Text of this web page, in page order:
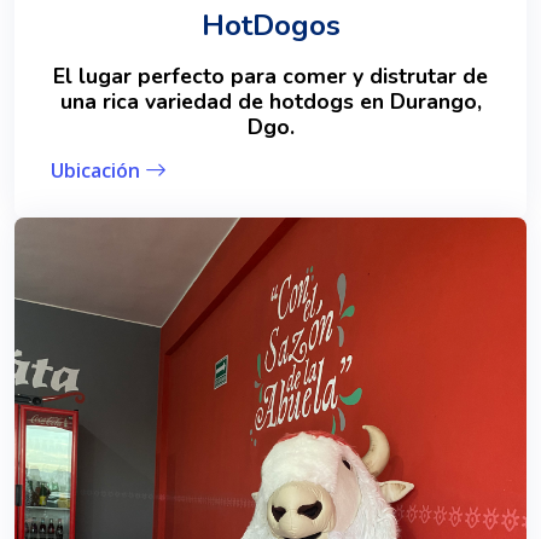
HotDogos
El lugar perfecto para comer y distrutar de
una rica variedad de hotdogs en Durango,
Dgo.
Ubicación